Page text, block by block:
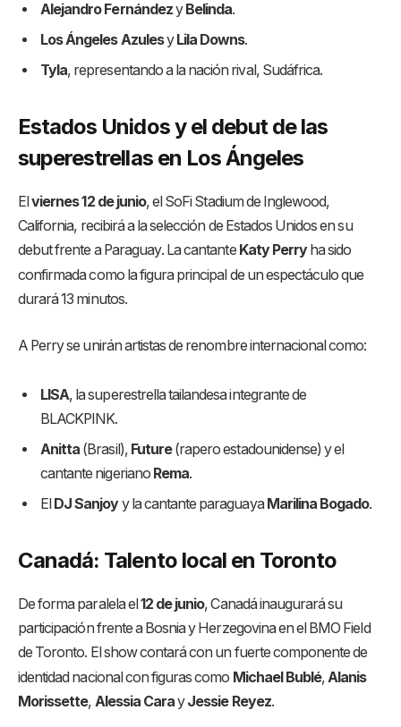
Alejandro Fernándezy Belinda.
Los Ángeles Azulesy Lila Downs.
Tyla, representando a la nación rival, Sudáfrica.
Estados Unidos y el debut de las
superestrellas en Los Ángeles
Elviernes 12 de junio, el SoFi Stadium de Inglewood,
California, recibirá a la selección de Estados Unidos en su
debut frente a Paraguay. La cantante Katy Perryha sido
confirmada como la figura principal de un espectáculo que
durará 13 minutos.
A Perry se unirán artistas de renombre internacional como:
LISA, la superestrella tailandesa integrante de
BLACKPINK.
Anitta (Brasil), Future(rapero estadounidense) y el
cantante nigeriano Rema.
El DJ Sanjoyy la cantante paraguaya Marilina Bogado.
Canadá: Talento local en Toronto
De forma paralela el 12 de junio, Canadá inaugurará su
participación frente a Bosnia y Herzegovina en el BMO Field
de Toronto. El show contará con un fuerte componente de
identidad nacional con figuras como Michael Bublé, Alanis
Morissette, Alessia CarayJessie Reyez.